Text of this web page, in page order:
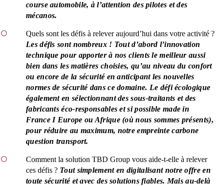
course automobile, à l’attention des pilotes et des
mécanos.
Quels sont les défis à relever aujourd’hui dans votre activité ?
Les défis sont nombreux ! Tout d’abord l’innovation
technique pour apporter à nos clients le meilleur aussi
bien dans les matières choisies, qu’au niveau du confort
ou encore de la sécurité en anticipant les nouvelles
normes de sécurité dans ce domaine. Le défi écologique
également en sélectionnant des sous-traitants et des
fabricants éco-responsables et si possible made in
France I Europe ou Afrique (où nous sommes présents),
pour réduire au maximum, notre empreinte carbone
question transport.
Comment la solution TBD Group vous aide-t-elle à relever
ces défis ? Tout simplement en digitalisant notre offre en
toute sécurité et avec des solutions fiables. Mais au-delà